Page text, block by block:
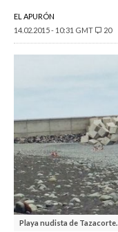
EL APURÓN
14.02.2015 - 10:31 GMT
20
Playa nudista de Tazacorte.